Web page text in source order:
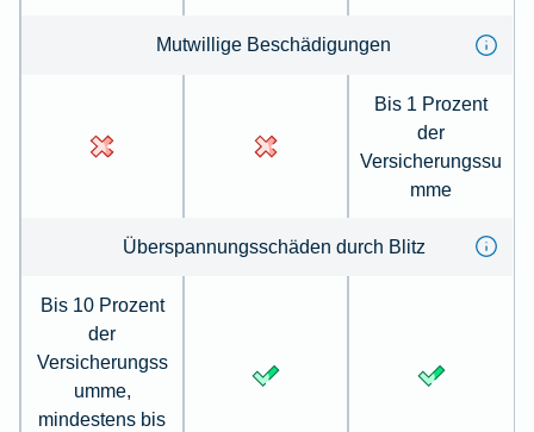
Mut­willige Be­schä­digungen
Bis 1 Prozent
der
Versicherungssu
mme
Über­spannungs­schäden durch Blitz
Bis 10 Prozent
der
Versicherungss
umme,
mindestens bis